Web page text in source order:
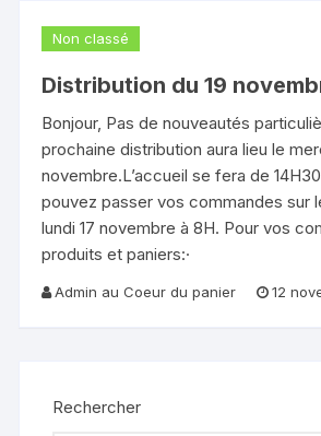
Non classé
Distribution du 19
Bonjour, Pas de nouveautés
prochaine distribution aura lieu le
novembre.L’accueil se fera de
pouvez passer vos commandes sur
lundi 17 novembre à 8H. Pour vos
produits et paniers:·
Admin au Coeur du panier 12
Rechercher